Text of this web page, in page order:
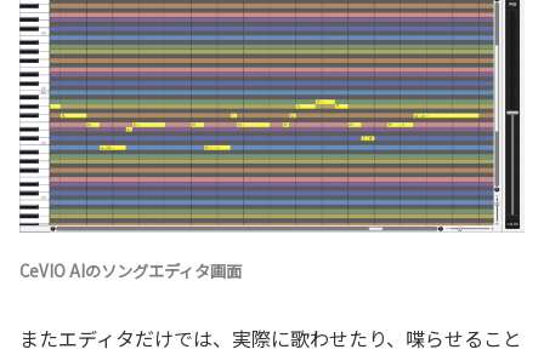
CeVIO AIのソングエディタ画面
またエディタだけでは、実際に歌わせたり、喋らせること